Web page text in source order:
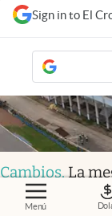
Menú
Sign in to El
Cambios.La
busca traer la